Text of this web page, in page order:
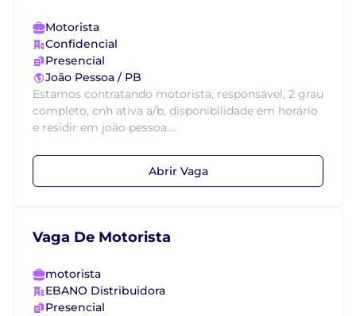
Motorista
Confidencial
Presencial
João Pessoa / PB
Estamos contratando motorista, responsável, 2 grau
completo, cnh ativa a/b, disponibilidade em horário
e residir em joão pessoa....
Abrir Vaga
Vaga De Motorista
motorista
EBANO Distribuidora
Presencial